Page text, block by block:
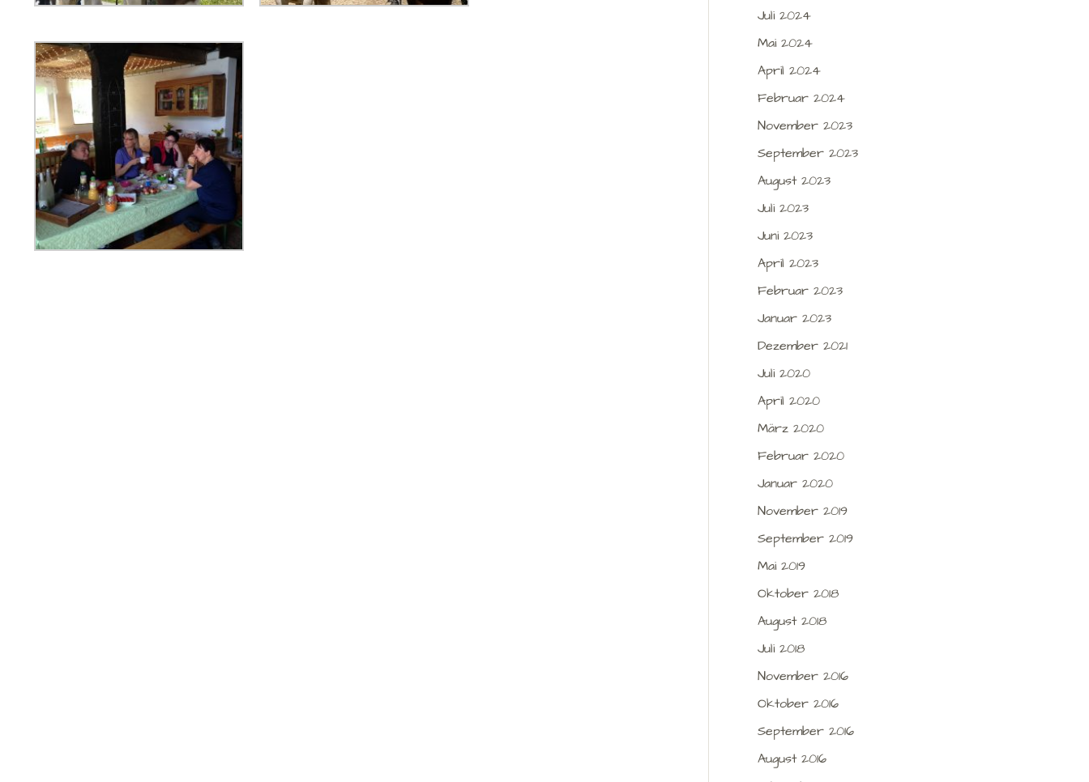
Juli 2024
Mai 2024
April 2024
Februar 2024
November 2023
September 2023
August 2023
Juli 2023
Juni 2023
April 2023
Februar 2023
Januar 2023
Dezember 2021
Juli 2020
April 2020
März 2020
Februar 2020
Januar 2020
November 2019
September 2019
Mai 2019
Oktober 2018
August 2018
Juli 2018
November 2016
Oktober 2016
September 2016
August 2016